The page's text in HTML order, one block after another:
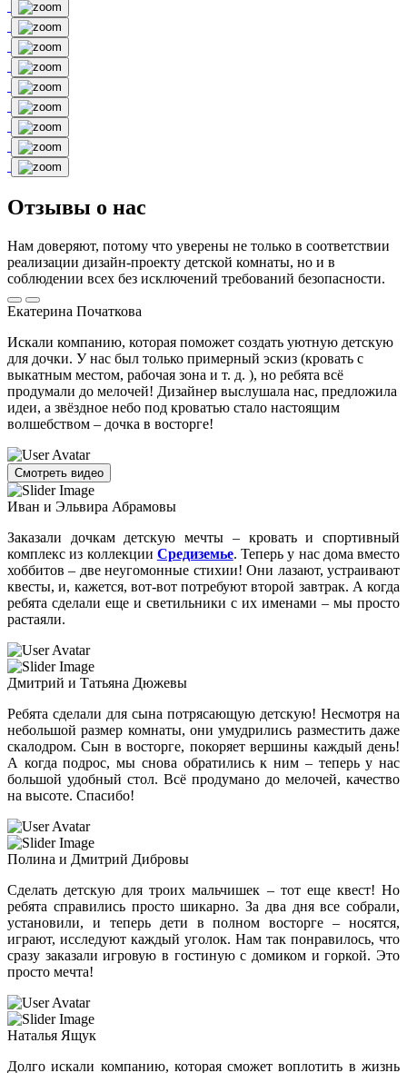
Отзывы о нас
Нам доверяют, потому что уверены не только в соответствии
реализации дизайн-проекту детской комнаты, но и в
соблюдении всех без исключений требований безопасности.
Екатерина Початкова
Искали компанию, которая поможет создать уютную детскую
для дочки. У нас был только примерный эскиз (кровать с
выкатным местом, рабочая зона и т. д. ), но ребята всё
продумали до мелочей! Дизайнер выслушала нас, предложила
идеи, а звёздное небо под кроватью стало настоящим
волшебством – дочка в восторге!
Смотреть видео
Иван и Эльвира Абрамовы
Заказали дочкам детскую мечты – кровать и спортивный
комплекс из коллекции Средиземье. Теперь у нас дома вместо
хоббитов – две неугомонные стихии! Они лазают, устраивают
квесты, и, кажется, вот-вот потребуют второй завтрак. А когда
ребята сделали еще и светильники с их именами – мы просто
растаяли.
Дмитрий и Татьяна Дюжевы
Ребята сделали для сына потрясающую детскую! Несмотря на
небольшой размер комнаты, они умудрились разместить даже
скалодром. Сын в восторге, покоряет вершины каждый день!
А когда подрос, мы снова обратились к ним – теперь у нас
большой удобный стол. Всё продумано до мелочей, качество
на высоте. Спасибо!
Полина и Дмитрий Дибровы
Сделать детскую для троих мальчишек – тот еще квест! Но
ребята справились просто шикарно. За два дня все собрали,
установили, и теперь дети в полном восторге – носятся,
играют, исследуют каждый уголок. Нам так понравилось, что
сразу заказали игровую в гостиную с домиком и горкой. Это
просто мечта!
Наталья Ящук
Долго искали компанию, которая сможет воплотить в жизнь